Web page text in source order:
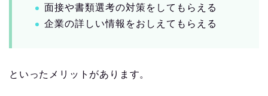
面接や書類選考の対策をしてもらえる
企業の詳しい情報をおしえてもらえる
といったメリットがあります。